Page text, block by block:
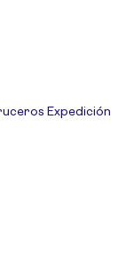
Expedición